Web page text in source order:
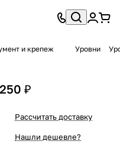
и крепеж Уровни
250 ₽
Рассчитать доставку
Нашли дешевле?